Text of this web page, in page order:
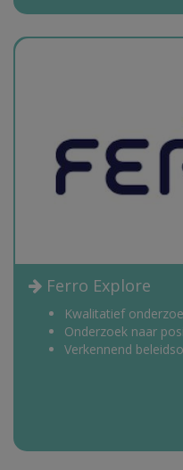
Ferro Explore
Kwalitatief
Onderzoek naar
Verkennend